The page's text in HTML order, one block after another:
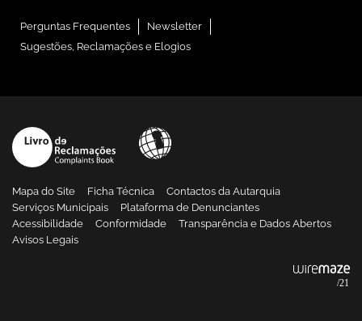
Perguntas Frequentes
Newsletter
Sugestões, Reclamações e Elogios
Mapa do Site Ficha Técnica
Contactos da Autarquia
Serviços Municipais
Plataforma de Denunciantes
Acessibilidade
Conformidade
Transparência e Dados Abertos
Avisos Legais